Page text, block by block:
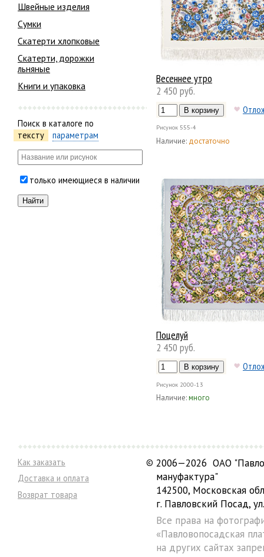
Швейные изделия
Сумки
Скатерти хлопковые
Скатерти, дорожки
льняные
Книги и упаковка
Поиск в каталоге по
тексту
параметрам
только имеющиеся в наличии
Весеннее утро
2 450 руб.
Рисунок 555-4
Наличие: достаточно
Поцелуй
2 450 руб.
Рисунок 2000-13
Наличие:много
Как заказать
Доставка и оплата
Возврат товара
© 2006—2026 ОАО
мануфактура"
142500, Московская
г. Павловский Посад,
Все права на
«Павловопосадская
на других сайтах